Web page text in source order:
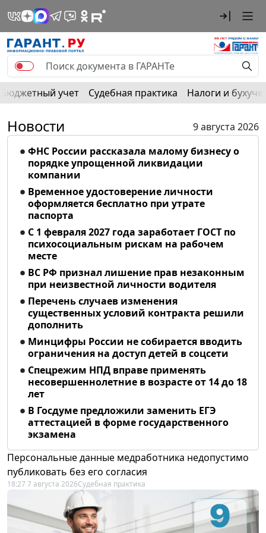
Бюджетный учет Судебная практика Налоги и
Новости
9 августа 2026
ФНС России рассказала малому бизнесу о
порядке упрощенной ликвидации
компании
Временное удостоверение личности
оформляется бесплатно при утрате
паспорта
С 1 февраля 2027 года заработает ГОСТ по
психосоциальным рискам на рабочем
месте
ВС РФ признал лишение прав незаконным
при неизвестной личности водителя
Перечень случаев изменения
существенных условий контракта решили
дополнить
Минцифры России не собирается вводить
ограничения на доступ детей в соцсети
Спецрежим НПД вправе применять
несовершеннолетние в возрасте от 14 до 18
лет
В Госдуме предложили заменить ЕГЭ
аттестацией в форме государственного
экзамена
Персональные данные медработника недопустимо
публиковать без его согласия
18:27 7 августа 2026Судебная практика